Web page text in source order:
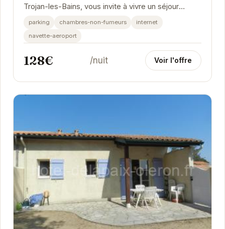
Trojan-les-Bains, vous invite à vivre un séjour
inoubliable.
parking chambres-non-fumeurs
internet
navette-aeroport
128€ /nuit Voir l'offre